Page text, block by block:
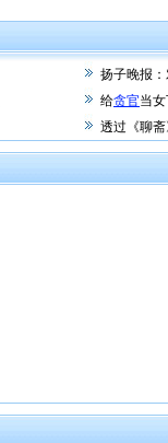
扬子晚报
给贪官当
透过《聊